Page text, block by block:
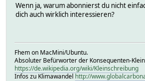
Wenn ja, warum abonnierst du nicht
dich auch wirklich interessieren?
Fhem on MacMini/Ubuntu.
Absoluter Befürworter der Konsequenten-
https://de.wikipedia.org/wiki/Kleinschreibung
Infos zu Klimawandel http://